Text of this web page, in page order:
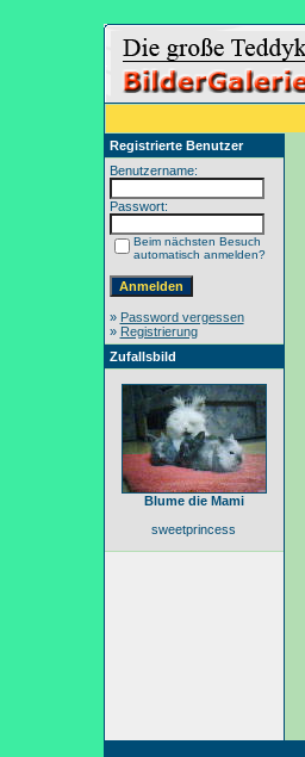
Registrierte Benutzer
Benutzername:
Passwort:
Beim nächsten Besuch
automatisch anmelden?
» Password vergessen
» Registrierung
Zufallsbild
Blume die Mami
sweetprincess